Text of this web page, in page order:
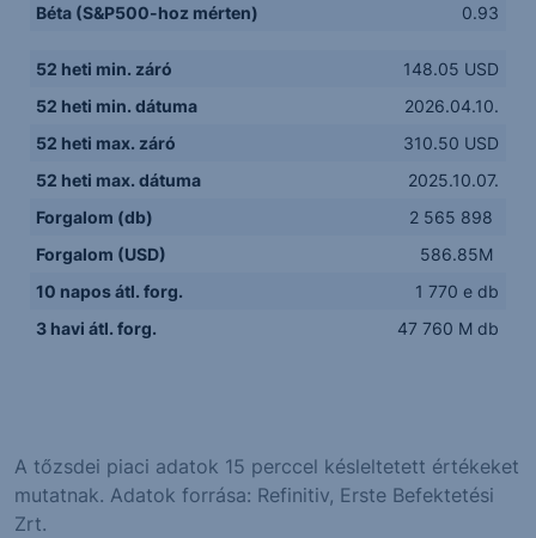
Béta (S&P500-hoz mérten)
0.93
52 heti min. záró
148.05 USD
52 heti min. dátuma
2026.04.10.
52 heti max. záró
310.50 USD
52 heti max. dátuma
2025.10.07.
Forgalom (db)
2 565 898
Forgalom (USD)
586.85M
10 napos átl. forg.
1 770 e db
3 havi átl. forg.
47 760 M db
A tőzsdei piaci adatok 15 perccel késleltetett értékeket
mutatnak. Adatok forrása: Refinitiv, Erste Befektetési
Zrt.